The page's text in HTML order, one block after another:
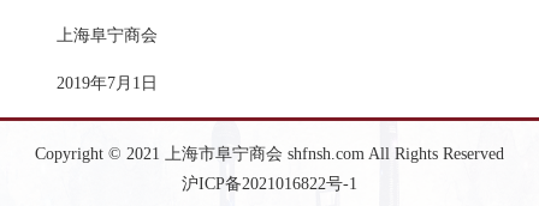
上海阜宁商会
2019年7月1日
Copyright © 2021 上海市阜宁商会 shfnsh.com All Rights Reserved
沪ICP备2021016822号-1